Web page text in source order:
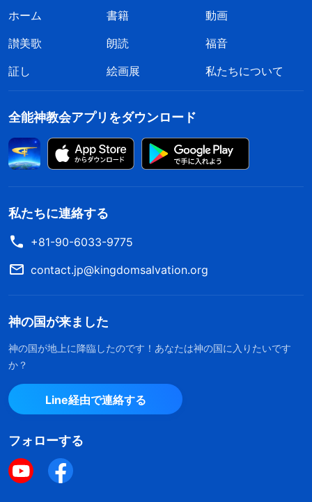
ホーム 書籍
動画
讃美歌
朗読
福音
証し
絵画展 私たちについて
全能神教会アプリをダウンロード
私たちに連絡する
+81-90-6033-9775
contact.jp@kingdomsalvation.org
神の国が来ました
神の国が地上に降臨したのです！あなたは神の国に入りたいです
か？
Line経由で連絡する
フォローする